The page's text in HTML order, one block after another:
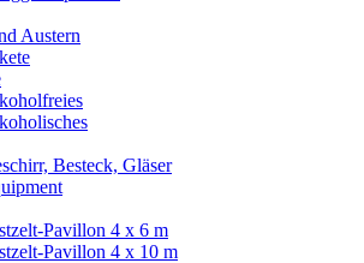
Austern
Besteck, Gläser
Pavillon 4 x 6 m
Pavillon 4 x 10 m